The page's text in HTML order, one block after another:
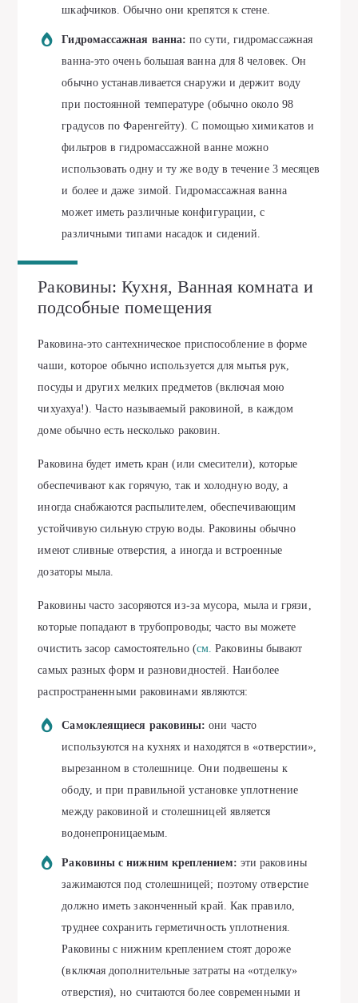
шкафчиков. Обычно они крепятся к стене.
Гидромассажная ванна:по сути, гидромассажная
ванна-это очень большая ванна для 8 человек. Он
обычно устанавливается снаружи и держит воду
при постоянной температуре (обычно около 98
градусов по Фаренгейту). С помощью химикатов и
фильтров в гидромассажной ванне можно
использовать одну и ту же воду в течение 3 месяцев
и более и даже зимой. Гидромассажная ванна
может иметь различные конфигурации, с
различными типами насадок и сидений.
Раковины: Кухня, Ванная комната и
подсобные помещения
Раковина-это сантехническое приспособление в форме
чаши, которое обычно используется для мытья рук,
посуды и других мелких предметов (включая мою
чихуахуа!). Часто называемый раковиной, в каждом
доме обычно есть несколько раковин.
Раковина будет иметь кран (или смесители), которые
обеспечивают как горячую, так и холодную воду, а
иногда снабжаются распылителем, обеспечивающим
устойчивую сильную струю воды. Раковины обычно
имеют сливные отверстия, а иногда и встроенные
дозаторы мыла.
Раковины часто засоряются из-за мусора, мыла и грязи,
которые попадают в трубопроводы; часто вы можете
очистить засор самостоятельно (см. Раковины бывают
самых разных форм и разновидностей. Наиболее
распространенными раковинами являются:
Самоклеящиеся раковины: они часто
используются на кухнях и находятся в «отверстии»,
вырезанном в столешнице. Они подвешены к
ободу, и при правильной установке уплотнение
между раковиной и столешницей является
водонепроницаемым.
Раковины с нижним креплением: эти раковины
зажимаются под столешницей; поэтому отверстие
должно иметь законченный край. Как правило,
труднее сохранить герметичность уплотнения.
Раковины с нижним креплением стоят дороже
(включая дополнительные затраты на «отделку»
отверстия), но считаются более современными и